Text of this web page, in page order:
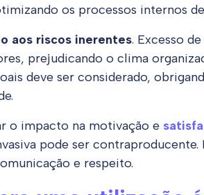
os processos internos
aos riscos inerentes. Excesso
prejudicando o clima
deve ser considerado,
o impacto na motivação e
pode ser contraproducente.
e respeito.